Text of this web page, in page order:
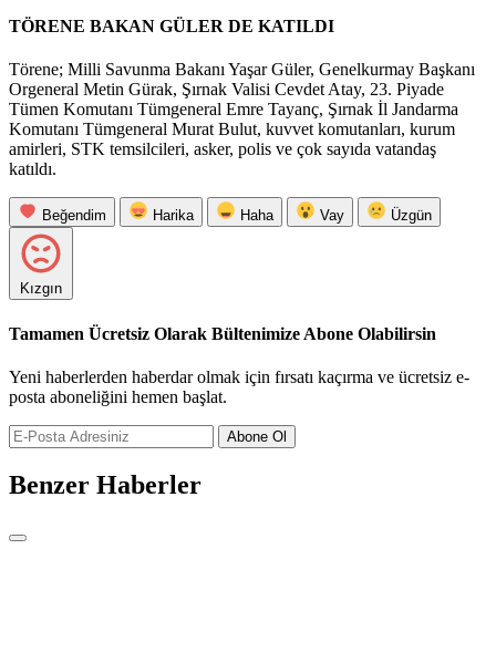
TÖRENE BAKAN GÜLER DE KATILDI
Törene; Milli Savunma Bakanı Yaşar Güler, Genelkurmay Başkanı
Orgeneral Metin Gürak, Şırnak Valisi Cevdet Atay, 23. Piyade
Tümen Komutanı Tümgeneral Emre Tayanç, Şırnak İl Jandarma
Komutanı Tümgeneral Murat Bulut, kuvvet komutanları, kurum
amirleri, STK temsilcileri, asker, polis ve çok sayıda vatandaş
katıldı.
Beğendim Harika Haha Vay Üzgün
Kızgın
Tamamen Ücretsiz Olarak Bültenimize Abone Olabilirsin
Yeni haberlerden haberdar olmak için fırsatı kaçırma ve ücretsiz e-
posta aboneliğini hemen başlat.
Abone Ol
Benzer Haberler